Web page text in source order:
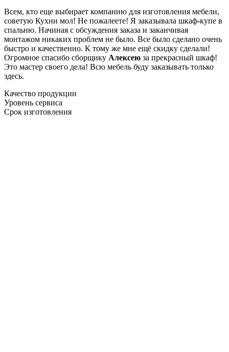
Всем, кто еще выбирает компанию для изготовления мебели,
советую Кухни мол! Не пожалеете! Я заказывала шкаф-купе в
спальню. Начиная с обсуждения заказа и заканчивая
монтажом никаких проблем не было. Все было сделано очень
быстро и качественно. К тому же мне ещё скидку сделали!
Огромное спасибо сборщику Алексею за прекрасный шкаф!
Это мастер своего дела! Всю мебель буду заказывать только
здесь.
Качество продукции
Уровень сервиса
Срок изготовления